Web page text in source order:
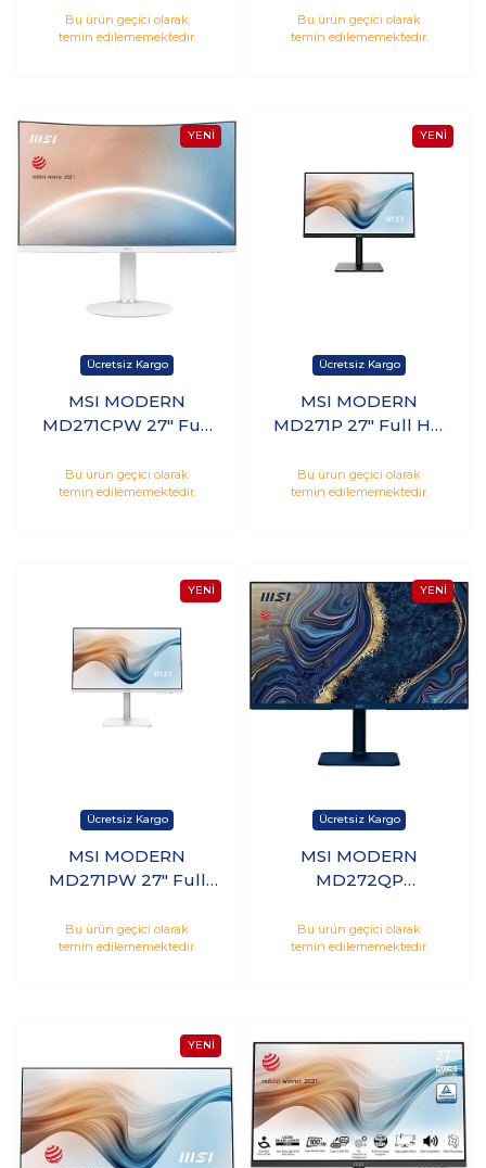
Hdmı Type-C
Monitör
Bu ürün geçici olarak
temin edilememektedir.
Hdmı Type-C
Curved Monitör
Bu ürün geçici olarak
temin edilememektedir.
MSI MODERN
MD271CPW 27" Full
Hdmı Type-C
Curved Monitör
Bu ürün geçici olarak
temin edilememektedir.
MSI MODERN
MD271P 27" Full HD
Type-C Monitör
Bu ürün geçici olarak
temin edilememektedir.
MSI MODERN
MD271PW 27" Full
Hdmı Type-C
Monitör
Bu ürün geçici olarak
temin edilememektedir.
MSI MODERN
MD272QP
QHD IPS 75Hz 4ms
Hdmı Dp Type-C
Bu ürün geçici olarak
temin edilememektedir.